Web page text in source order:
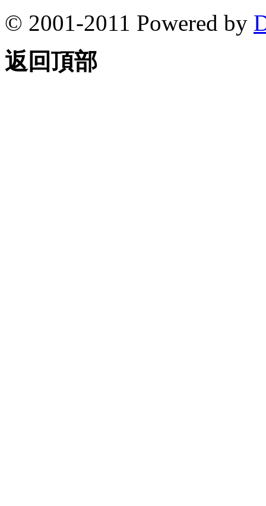
© 2001-2011 Powered by
返回頂部